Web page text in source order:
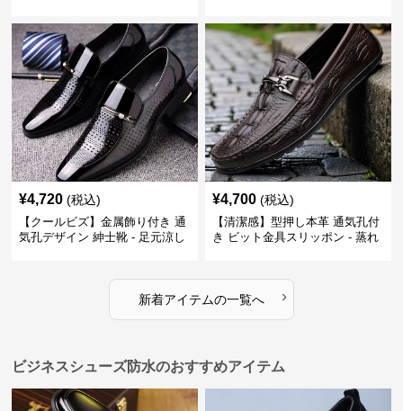
い 営業
¥4,720 (税込)
【クールビズ】金属飾り付き 通
気孔デザイン 紳士靴 - 足元涼し
¥4,700 (税込)
【清潔感】型押し本革 通気孔付
き ビット金具スリッポン - 蒸れ
新着アイテムの一覧へ ›
ビジネスシューズ防水のおすすめアイテム